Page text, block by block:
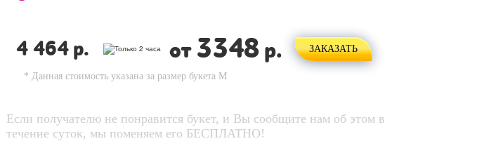
4 464 р. от 3348 р. ЗАКАЗАТЬ
* Данная стоимость указана за размер букета M
Если получателю не понравится букет, и Вы сообщите нам об этом в
течение суток, мы поменяем его БЕСПЛАТНО!